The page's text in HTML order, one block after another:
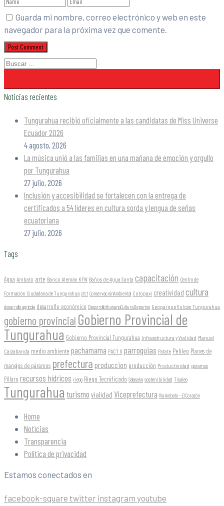
Guarda mi nombre, correo electrónico y web en este
navegador para la próxima vez que comente.
Noticias recientes
Tungurahua recibió oficialmente a las candidatas de Miss Universe
Ecuador 2026
4 agosto, 2026
La música unió a las familias en una mañana de emoción y orgullo
por Tungurahua
27 julio, 2026
Inclusión y accesibilidad se fortalecen con la entrega de
certificados a 54 líderes en cultura sorda y lengua de señas
ecuatoriana
27 julio, 2026
Tags
Agua Ambato arte Banco Alemán KFW Baños de Agua Santa capacitación Centro de
Formación Ciudadana de Tungurahua cfct ConservaciónAmbiental Cotopaxi creatividad cultura
desarrollo agrícola desarrollo económico DesarrolloHumanoCulturaDeportes Geoparque Volcán Tungurahua
gobierno provincial Gobierno Provincial de
Tungurahua Gobierno Provincial Tungurahua Infraestructura y Vialidad Manuel
Caizabanda medio ambiente pachamama PACT II parroquias Patate Pelileo Planes de
manejos de páramos prefectura produccion producción Productividad páramos
Píllaro recursos hídricos riego Riego Tecnificado Salasaka sostenibilidad Tisaleo
Tungurahua turismo vialidad Viceprefectura Vía Ambato - El Corazón
Home
Noticias
Transparencia
Política de privacidad
Estamos conectados en
facebook-square twitter instagram youtube